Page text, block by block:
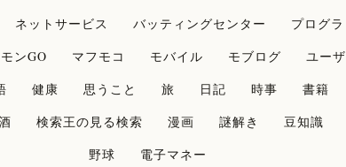
ネットサービス バッティングセンター
プログ
ンGO マフモコ モバイル モブログ
ユー
健康 思うこと 旅 日記 時事
書籍
検索王の見る検索 漫画 謎解き
豆知識
野球
電子マネー